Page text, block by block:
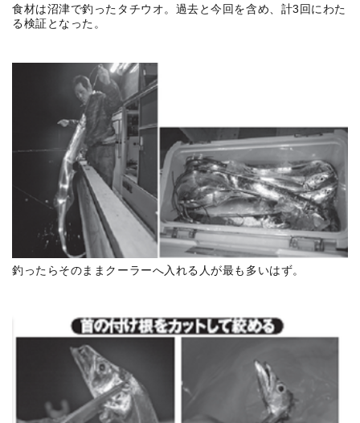
食材は沼津で釣ったタチウオ。過去と今回を含め、計3回にわた
る検証となった。
釣ったらそのままクーラーへ入れる人が最も多いはず。